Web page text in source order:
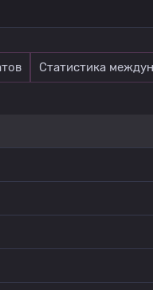
Статистика